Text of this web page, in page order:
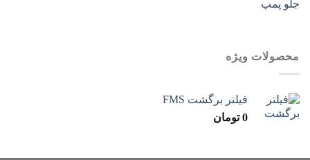
محصولات ویژه
فیلتر برگشت FMS
0 تومان